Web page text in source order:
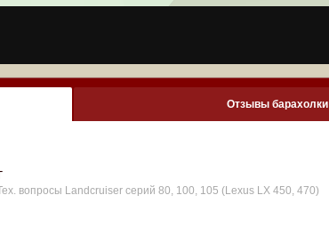
Отзывы барахолки
вопросы Landcruiser серий 80, 100, 105 (Lexus LX 450, 470)